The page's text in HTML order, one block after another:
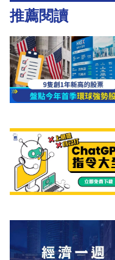
推薦閱讀